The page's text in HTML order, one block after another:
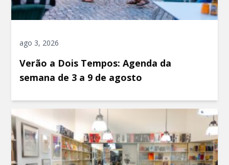
ago 3, 2026
Verão a Dois Tempos: Agenda da
semana de 3 a 9 de agosto